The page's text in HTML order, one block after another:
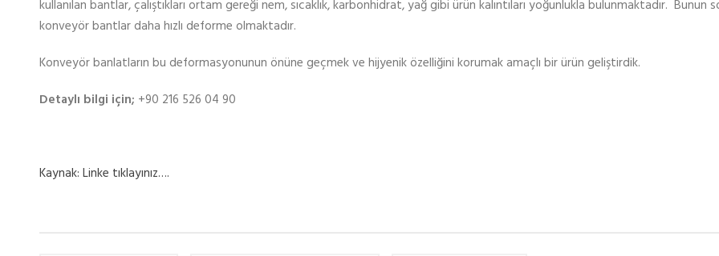
kullanılan bantlar, çalıştıkları ortam gereği nem, sıcaklık, karbonhidrat, yağ gibi ürün kalıntıları yoğunlukla bulunmaktadır. Bunun
konveyör bantlar daha hızlı deforme olmaktadır.
Konveyör banlatların bu deformasyonunun önüne geçmek ve hijyenik özelliğini korumak amaçlı bir ürün geliştirdik.
Detaylı bilgi için; +90 216 526 04 90
Kaynak: Linke tıklayınız….